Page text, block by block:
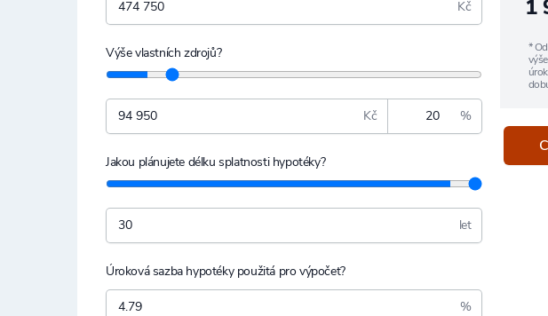
Kč
Výše vlastních zdrojů?
Kč %
Jakou plánujete délku splatnosti hypotéky?
let
Úroková sazba hypotéky použitá pro výpočet?
%
1
*